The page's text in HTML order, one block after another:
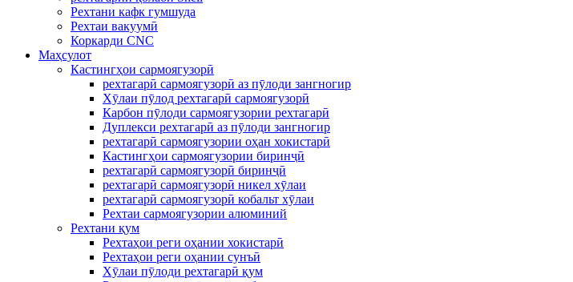
Рехтани кафк гумшуда
Рехтаи вакуумӣ
Коркарди CNC
Маҳсулот
Кастингҳои сармоягузорӣ
рехтагарӣ сармоягузорӣ аз пӯлоди зангногир
Хӯлаи пӯлод рехтагарӣ сармоягузорӣ
Карбон пӯлоди сармоягузории рехтагарӣ
Дуплекси рехтагарӣ аз пӯлоди зангногир
рехтагарӣ сармоягузории оҳан хокистарӣ
Кастингҳои сармоягузории биринҷӣ
рехтагарӣ сармоягузорӣ биринҷӣ
рехтагарӣ сармоягузорӣ никел хӯлаи
рехтагарӣ сармоягузорӣ кобальт хӯлаи
Рехтаи сармоягузории алюминий
Рехтани қум
Рехтаҳои реги оҳании хокистарӣ
Рехтаҳои реги оҳании сунъӣ
Хӯлаи пӯлоди рехтагарӣ қум